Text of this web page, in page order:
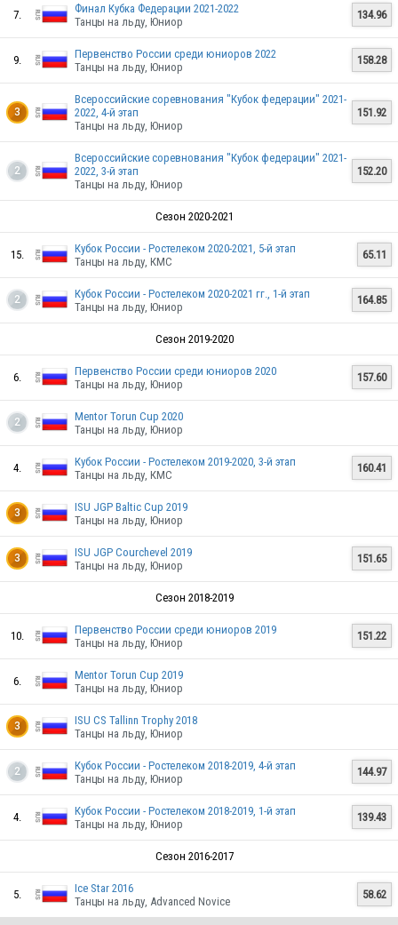
7.
RUS
Финал Кубка Федерации 2021-2022
Танцы на льду, Юниор
134.96
9.
RUS
Первенство России среди юниоров 2022
Танцы на льду, Юниор
158.28
3
RUS
Всероссийские соревнования "Кубок федерации" 2021-
2022, 4-й этап
Танцы на льду, Юниор
151.92
2
Всероссийские соревнования "Кубок федерации" 2021-
2022, 3-й этап
Танцы на льду, Юниор
152.20
Сезон 2020-2021
15.
RUS
Кубок России - Ростелеком 2020-2021, 5-й этап
Танцы на льду, КМС
65.11
2
Кубок России - Ростелеком 2020-2021 гг., 1-й этап
Танцы на льду, Юниор
164.85
Сезон 2019-2020
6.
Первенство России среди юниоров 2020
Танцы на льду, Юниор
157.60
2
Mentor Torun Cup 2020
Танцы на льду, Юниор
4.
Кубок России - Ростелеком 2019-2020, 3-й этап
Танцы на льду, КМС
160.41
3
ISU JGP Baltic Cup 2019
Танцы на льду, Юниор
3
ISU JGP Courchevel 2019
Танцы на льду, Юниор
151.65
Сезон 2018-2019
10.
Первенство России среди юниоров 2019
Танцы на льду, Юниор
151.22
6.
Mentor Torun Cup 2019
Танцы на льду, Юниор
3
ISU CS Tallinn Trophy 2018
Танцы на льду, Юниор
2
Кубок России - Ростелеком 2018-2019, 4-й этап
Танцы на льду, Юниор
144.97
4.
Кубок России - Ростелеком 2018-2019, 1-й этап
Танцы на льду, Юниор
139.43
Сезон 2016-2017
5.
Ice Star 2016
Танцы на льду, Advanced Novice
58.62